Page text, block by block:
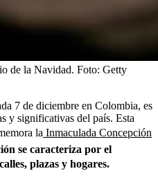
de la Navidad. Foto: Getty
7 de diciembre en Colombia, es
y significativas del país. Esta
la Inmaculada Concepción
se caracteriza por el
plazas y hogares.